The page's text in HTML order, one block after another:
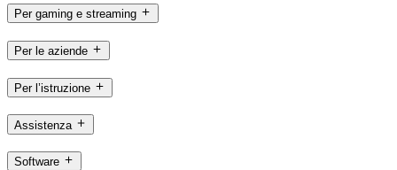
Per gaming e streaming
Per le aziende
Per l’istruzione
Assistenza
Software